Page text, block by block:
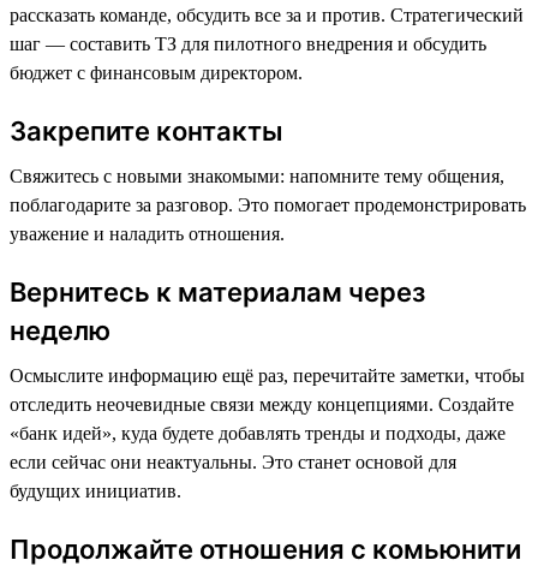
рассказать команде, обсудить все за и против. Стратегический
шаг — составить ТЗ для пилотного внедрения и обсудить
бюджет с финансовым директором.
Закрепите контакты
Свяжитесь с новыми знакомыми: напомните тему общения,
поблагодарите за разговор. Это помогает продемонстрировать
уважение и наладить отношения.
Вернитесь к материалам через
неделю
Осмыслите информацию ещё раз, перечитайте заметки, чтобы
отследить неочевидные связи между концепциями. Создайте
«банк идей», куда будете добавлять тренды и подходы, даже
если сейчас они неактуальны. Это станет основой для
будущих инициатив.
Продолжайте отношения с комьюнити